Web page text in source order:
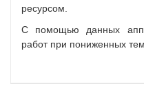
ресурсом.
С помощью данных
работ при пониженных